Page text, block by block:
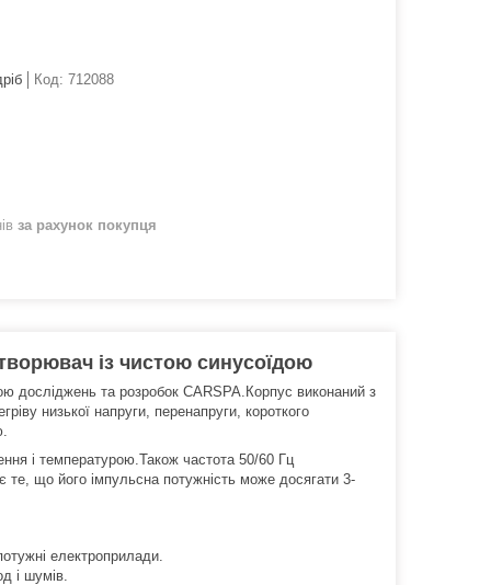
Код: 712088
за рахунок покупця
із чистою синусоїдою
досліджень та розробок CARSPA.Корпус виконаний з
низької напруги, перенапруги, короткого
і температурою.Також частота 50/60 Гц
що його імпульсна потужність може досягати 3-
електроприлади.
і шумів.